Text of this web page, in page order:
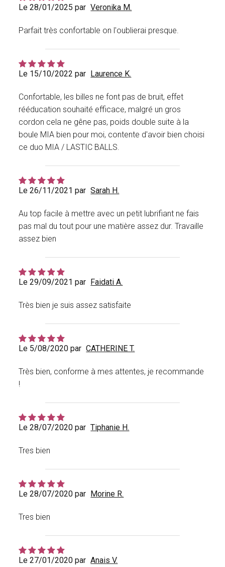
Le 28/01/2025 par Veronika M.
Parfait très confortable on l'oublierai presque.
Le 15/10/2022 par Laurence K.
Confortable, les billes ne font pas de bruit, effet
rééducation souhaité efficace, malgré un gros
cordon cela ne gêne pas, poids double suite à la
boule MIA bien pour moi, contente d'avoir bien choisi
ce duo MIA / LASTIC BALLS.
Le 26/11/2021 par Sarah H.
Au top facile à mettre avec un petit lubrifiant ne fais
pas mal du tout pour une matière assez dur. Travaille
assez bien
Le 29/09/2021 par Faidati A.
Très bien je suis assez satisfaite
Le 5/08/2020 par CATHERINE T.
Très bien, conforme à mes attentes, je recommande
!
Le 28/07/2020 par Tiphanie H.
Tres bien
Le 28/07/2020 par Morine R.
Tres bien
Le 27/01/2020 par Anais V.